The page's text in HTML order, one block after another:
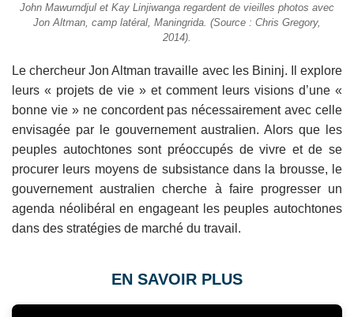
John Mawurndjul et Kay Linjiwanga regardent de vieilles photos avec
Jon Altman, camp latéral, Maningrida. (Source : Chris Gregory,
2014).
Le chercheur Jon Altman travaille avec les Bininj. Il explore
leurs « projets de vie » et comment leurs visions d’une «
bonne vie » ne concordent pas nécessairement avec celle
envisagée par le gouvernement australien. Alors que les
peuples autochtones sont préoccupés de vivre et de se
procurer leurs moyens de subsistance dans la brousse, le
gouvernement australien cherche à faire progresser un
agenda néolibéral en engageant les peuples autochtones
dans des stratégies de marché du travail.
EN SAVOIR PLUS